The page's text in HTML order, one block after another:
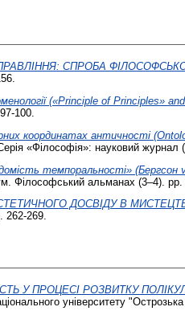
СПРОБА
(«Principle of Principles»
100.
координатах античності
«Філософія»: науковий
темпоральності»
Філософський альманах (3–4).
ДОСВІДУ В МИСТЕЦТВІ
262-269.
У ПРОЦЕСІ РОЗВИТКУ
університету